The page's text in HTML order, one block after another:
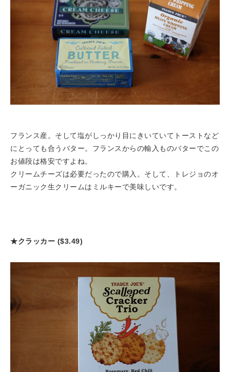
フランス産。そして塩がしっかり目にきいていてトーストなど
にとっても合うバター。フランスからの輸入ものバターでこの
お値段は格安ですよね。
クリームチーズは必要だったので購入。そして、トレジョのオ
ーガニック生クリームはミルキーで美味しいです。
★クラッカー ($3.49)